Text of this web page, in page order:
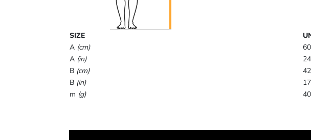
SIZE
A (cm)
A (in)
B (cm)
B (in)
m (g)